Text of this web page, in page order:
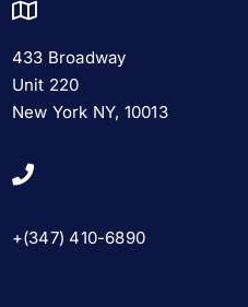
433 Broadway
Unit 220
New York NY, 10013
+(347) 410-6890